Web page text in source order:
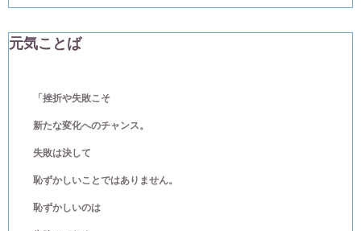
元気ことば
「挫折や失敗こそ
新たな変化へのチャンス。
失敗は決して
恥ずかしいことではありません。
恥ずかしいのは